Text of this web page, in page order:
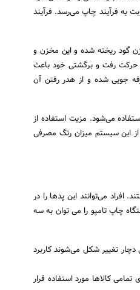
به فرآیند چاپ می‌رسد. فرآیند
گود ریخته شده و این مخزن و
حرکت رفت و برگشتی خود باعث
جویی شده و از هدر رفتن آن
می‌شود. مزیت استفاده از
از این سیستم میزان رنگ مصرفی
می‌توانند این پدها را در
چاپ تامپو را می توان به سه
دچار تغییر شکل می‌شوند کاربرد
کالاها مورد استفاده قرار